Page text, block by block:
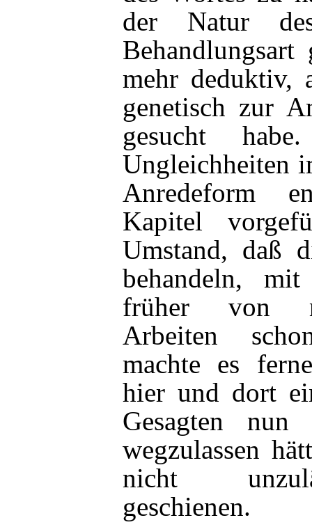
der Natur
Behandlungsart
mehr deduktiv,
genetisch zur
gesucht
Ungleichheiten
Anredeform
Kapitel
Umstand, daß
behandeln,
früher von
Arbeiten
machte es
hier und dort
Gesagten
wegzulassen
nicht
geschienen.